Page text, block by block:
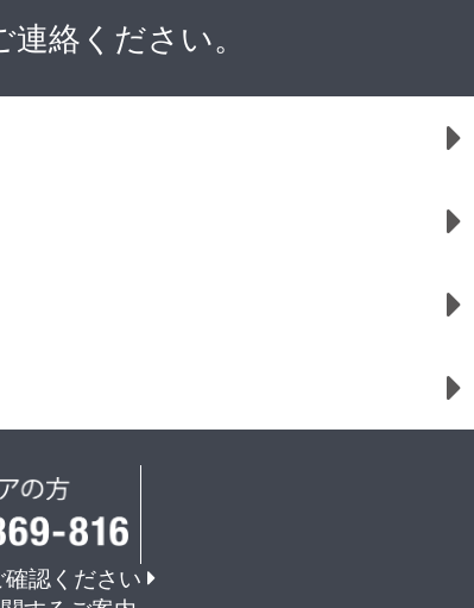
絡ください。
認ください